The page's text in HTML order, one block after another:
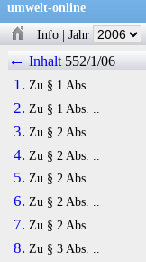
umwelt-online
| Info | Jahr
← Inhalt 552/1/06
1. Zu § 1 Abs. ..
2. Zu § 1 Abs. ..
3. Zu § 2 Abs. ..
4. Zu § 2 Abs. ..
5. Zu § 2 Abs. ..
6. Zu § 2 Abs. ..
7. Zu § 2 Abs. ..
8. Zu § 3 Abs. ..